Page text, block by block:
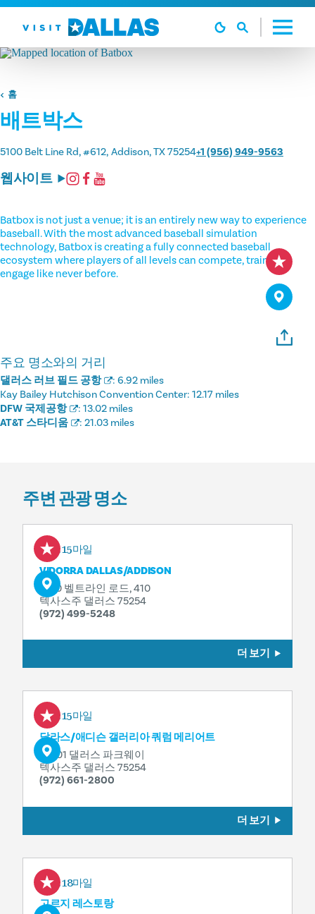
본문으로 건너뛰기
홈
배트박스
5100 Belt Line Rd, #612 Addison, TX 75254+1 (956) 949-9563
웹사이트
Batbox is not just a venue; it is an entirely new way to experience
baseball. With the most advanced baseball simulation
technology, Batbox is creating a fully connected baseball
ecosystem where players of all levels can compete, train, and
engage like never before.
주요 명소와의 거리
댈러스 러브 필드 공항 : 6.92 miles
Kay Bailey Hutchison Convention Center: 12.17 miles
DFW 국제공항
: 13.02 miles
AT&T 스타디움
: 21.03 miles
주변 관광 명소
0.15마일
VIDORRA DALLAS/​ADDISON
5100 벨트라인 로드, 410
텍사스주 댈러스 75254
(972) 499-5248
더 보기
0.15마일
달라스/애디슨 갤러리아 쿼럼 메리어트
14901 댈러스 파크웨이
텍사스주 댈러스 75254
(972) 661-2800
더 보기
0.18마일
고르지 레스토랑